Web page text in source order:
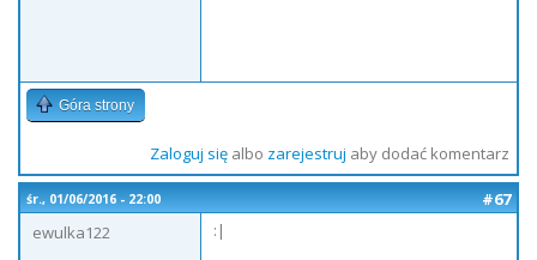
Góra strony
Zaloguj sięalbo zarejestruj aby dodać komentarz
śr., 01/06/2016 - 22:00
#67
ewulka122
:|